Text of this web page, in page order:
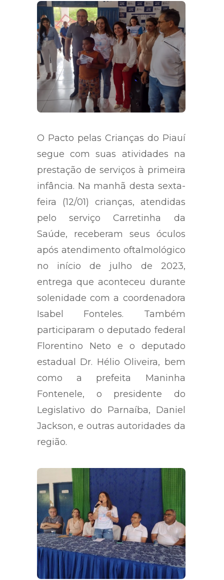
O Pacto pelas Crianças do Piauí
segue com suas atividades na
prestação de serviços à primeira
infância. Na manhã desta sexta-
feira (12/01) crianças, atendidas
pelo serviço Carretinha da
Saúde, receberam seus óculos
após atendimento oftalmológico
no início de julho de 2023,
entrega que aconteceu durante
solenidade com a coordenadora
Isabel Fonteles. Também
participaram o deputado federal
Florentino Neto e o deputado
estadual Dr. Hélio Oliveira, bem
como a prefeita Maninha
Fontenele, o presidente do
Legislativo do Parnaíba, Daniel
Jackson, e outras autoridades da
região.